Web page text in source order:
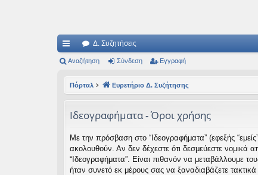
ρή
Δ. Συζητήσεις
Αναζήτηση Σύνδεση Εγγραφή
Πόρταλ Ευρετήριο Δ. Συζήτησης
Ιδεογραφήματα - Όροι χρήσης
Με την πρόσβαση στο “Ιδεογραφήματα” (εφεξής
ακολουθούν. Αν δεν δέχεστε ότι δεσμεύεστε νομικά
“Ιδεογραφήματα”. Είναι πιθανόν να μεταβάλλουμε
ήταν συνετό εκ μέρους σας να ξαναδιαβάζετε